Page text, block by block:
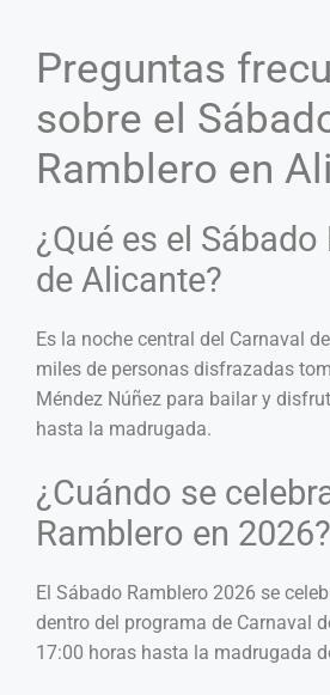
Preguntas
sobre el
Ramblero en
¿Qué es el
de Alicante?
Es la noche central del Carnaval
miles de personas disfrazadas
Méndez Núñez para bailar y
hasta la madrugada.
¿Cuándo se
Ramblero en 2026?
El Sábado Ramblero 2026 se
dentro del programa de Carnaval
17:00 horas hasta la madrugada